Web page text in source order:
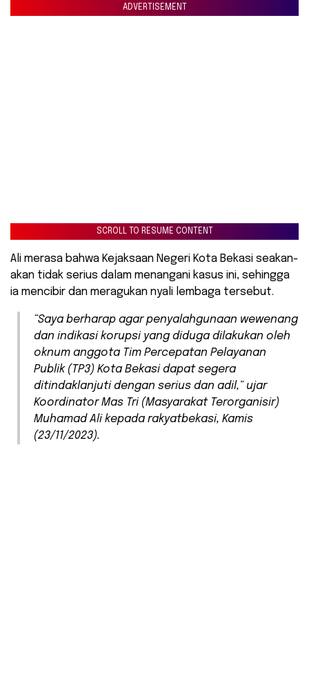
ADVERTISEMENT
SCROLL TO RESUME CONTENT
Ali merasa bahwa Kejaksaan Negeri Kota Bekasi seakan-
akan tidak serius dalam menangani kasus ini, sehingga
ia mencibir dan meragukan nyali lembaga tersebut.
“Saya berharap agar penyalahgunaan wewenang
dan indikasi korupsi yang diduga dilakukan oleh
oknum anggota Tim Percepatan Pelayanan
Publik (TP3) Kota Bekasi dapat segera
ditindaklanjuti dengan serius dan adil,” ujar
Koordinator Mas Tri (Masyarakat Terorganisir)
Muhamad Ali kepada rakyatbekasi, Kamis
(23/11/2023).